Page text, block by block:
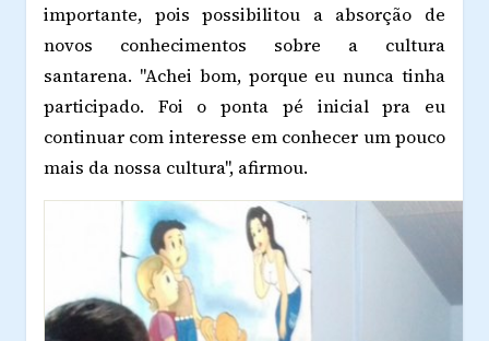
importante, pois possibilitou a absorção de
novos conhecimentos sobre a cultura
santarena. "Achei bom, porque eu nunca tinha
participado. Foi o ponta pé inicial pra eu
continuar com interesse em conhecer um pouco
mais da nossa cultura", afirmou.